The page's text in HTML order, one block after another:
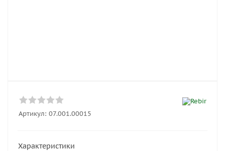
Артикул: 07.001.00015
Характеристики